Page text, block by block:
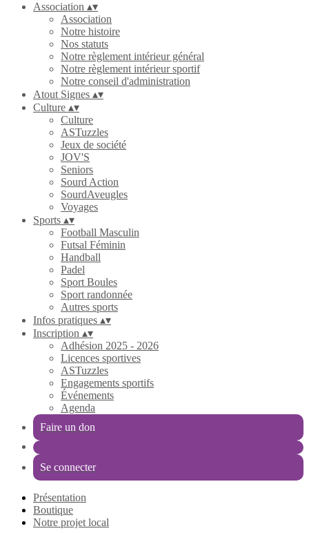
Association ▴▾
Association
Notre histoire
Nos statuts
Notre règlement intérieur général
Notre règlement intérieur sportif
Notre conseil d'administration
Atout Signes ▴▾
Culture ▴▾
Culture
ASTuzzles
Jeux de société
JOV'S
Seniors
Sourd Action
SourdAveugles
Voyages
Sports ▴▾
Football Masculin
Futsal Féminin
Handball
Padel
Sport Boules
Sport randonnée
Autres sports
Infos pratiques ▴▾
Inscription ▴▾
Adhésion 2025 - 2026
Licences sportives
ASTuzzles
Engagements sportifs
Événements
Agenda
Faire un don
Se connecter
Présentation
Boutique
Notre projet local